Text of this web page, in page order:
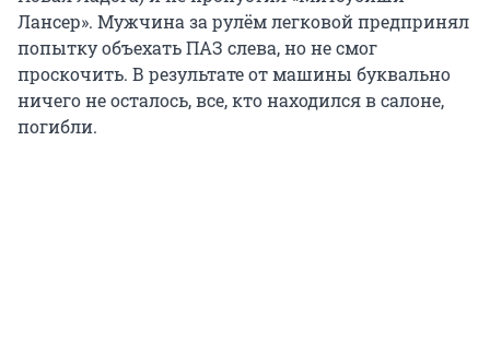
Лансер». Мужчина за рулём легковой предпринял
попытку объехать ПАЗ слева, но не смог
проскочить. В результате от машины буквально
ничего не осталось, все, кто находился в салоне,
погибли.